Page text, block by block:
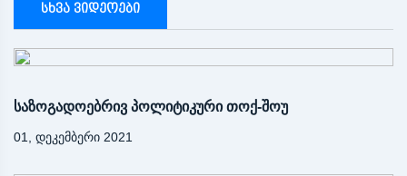
სხვა ვიდეოები
საზოგადოებრივ პოლიტიკური თოქ-შოუ
01, დეკემბერი 2021